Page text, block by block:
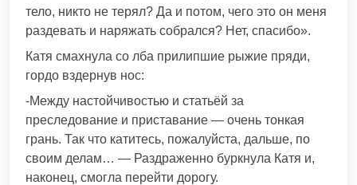
тело, никто не терял? Да и потом, чего это он меня
раздевать и наряжать собрался? Нет, спасибо».
Катя смахнула со лба прилипшие рыжие пряди,
гордо вздернув нос:
-Между настойчивостью и статьёй за
преследование и приставание — очень тонкая
грань. Так что катитесь, пожалуйста, дальше, по
своим делам… — Раздраженно буркнула Катя и,
наконец, смогла перейти дорогу.